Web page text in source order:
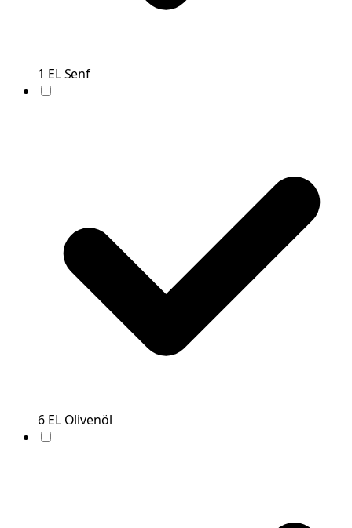
1 ELSenf
6 EL Olivenöl